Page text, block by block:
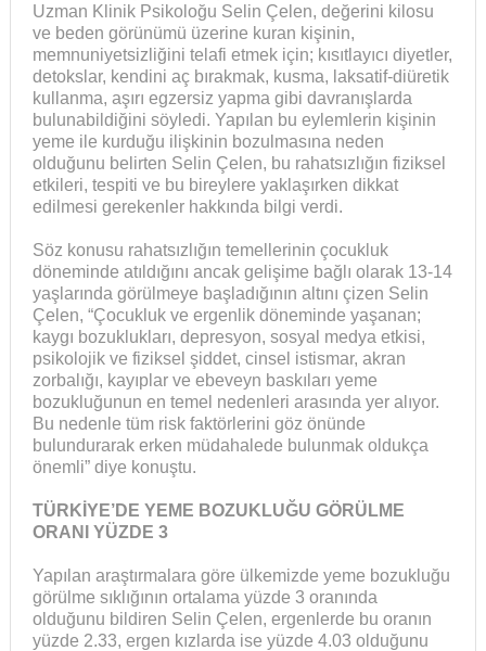
Uzman Klinik Psikoloğu Selin Çelen, değerini kilosu
ve beden görünümü üzerine kuran kişinin,
memnuniyetsizliğini telafi etmek için; kısıtlayıcı diyetler,
detokslar, kendini aç bırakmak, kusma, laksatif-diüretik
kullanma, aşırı egzersiz yapma gibi davranışlarda
bulunabildiğini söyledi. Yapılan bu eylemlerin kişinin
yeme ile kurduğu ilişkinin bozulmasına neden
olduğunu belirten Selin Çelen, bu rahatsızlığın fiziksel
etkileri, tespiti ve bu bireylere yaklaşırken dikkat
edilmesi gerekenler hakkında bilgi verdi.
Söz konusu rahatsızlığın temellerinin çocukluk
döneminde atıldığını ancak gelişime bağlı olarak 13-14
yaşlarında görülmeye başladığının altını çizen Selin
Çelen, “Çocukluk ve ergenlik döneminde yaşanan;
kaygı bozuklukları, depresyon, sosyal medya etkisi,
psikolojik ve fiziksel şiddet, cinsel istismar, akran
zorbalığı, kayıplar ve ebeveyn baskıları yeme
bozukluğunun en temel nedenleri arasında yer alıyor.
Bu nedenle tüm risk faktörlerini göz önünde
bulundurarak erken müdahalede bulunmak oldukça
önemli” diye konuştu.
TÜRKİYE’DE YEME BOZUKLUĞU GÖRÜLME
ORANI YÜZDE 3
Yapılan araştırmalara göre ülkemizde yeme bozukluğu
görülme sıklığının ortalama yüzde 3 oranında
olduğunu bildiren Selin Çelen, ergenlerde bu oranın
yüzde 2.33, ergen kızlarda ise yüzde 4.03 olduğunu